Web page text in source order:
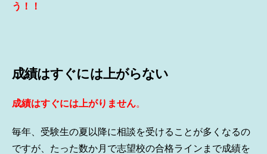
う！！
成績はすぐには上がらない
成績はすぐには上がりません。
毎年、受験生の夏以降に相談を受けることが多くなるの
ですが、たった数か月で志望校の合格ラインまで成績を